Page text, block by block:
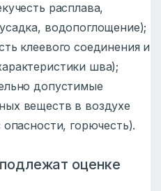
расплава,
водопоглощение);
клеевого соединения и
шва);
допустимые
веществ в воздухе
горючесть).
оценке